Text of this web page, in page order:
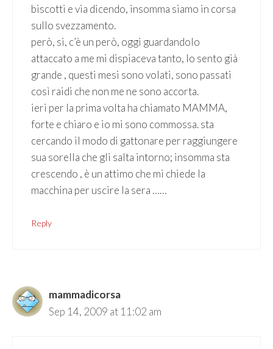
biscotti e via dicendo, insomma siamo in corsa
sullo svezzamento.
però, si, c’è un però, oggi guardandolo
attaccato a me mi dispiaceva tanto, lo sento già
grande , questi mesi sono volati, sono passati
così raidi che non me ne sono accorta.
ieri per la prima volta ha chiamato MAMMA,
forte e chiaro e io mi sono commossa. sta
cercando il modo di gattonare per raggiungere
sua sorella che gli salta intorno; insomma sta
crescendo , è un attimo che mi chiede la
macchina per uscire la sera ……
Reply
mammadicorsa
Sep 14, 2009 at 11:02 am